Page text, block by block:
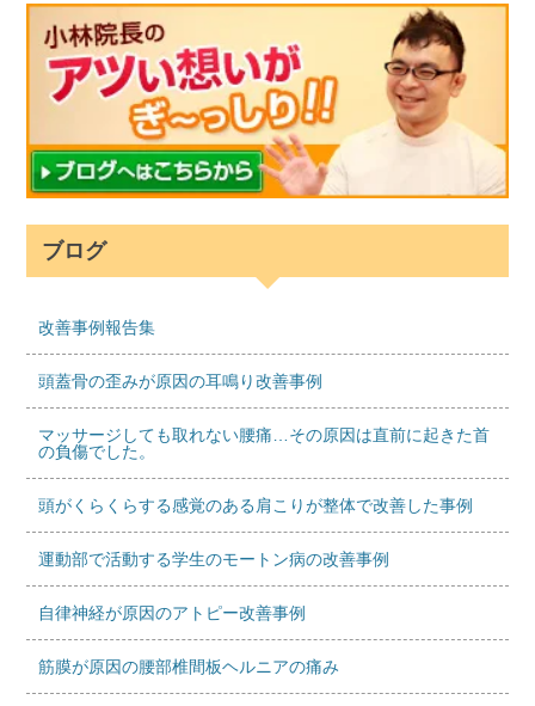
ブログ
改善事例報告集
頭蓋骨の歪みが原因の耳鳴り改善事例
マッサージしても取れない腰痛…その原因は直前に起きた首
の負傷でした。
頭がくらくらする感覚のある肩こりが整体で改善した事例
運動部で活動する学生のモートン病の改善事例
自律神経が原因のアトピー改善事例
筋膜が原因の腰部椎間板ヘルニアの痛み